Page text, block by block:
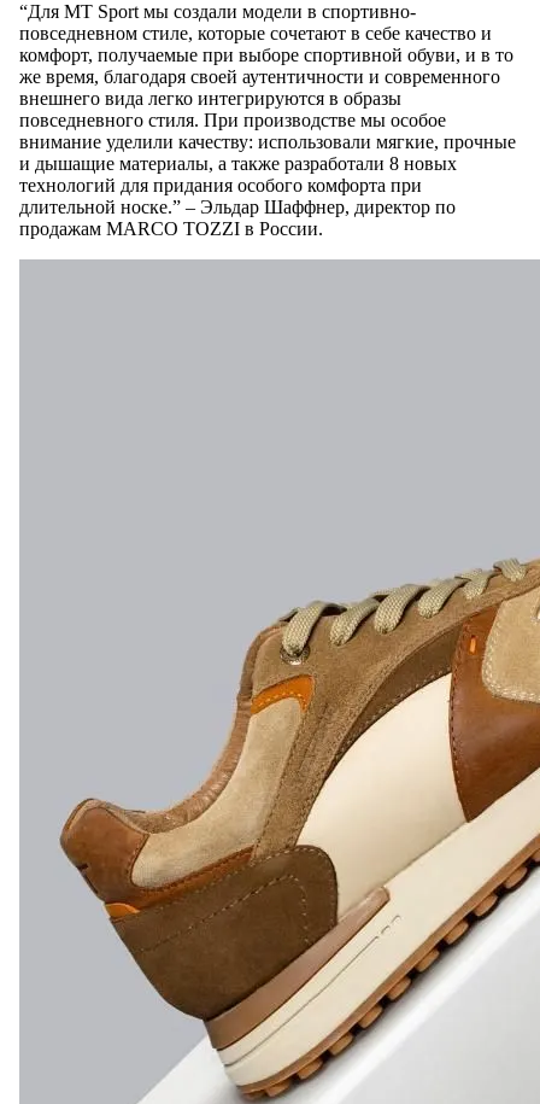
“Для MT Sport мы создали модели в спортивно-
повседневном стиле, которые сочетают в себе качество и
комфорт, получаемые при выборе спортивной обуви, и в то
же время, благодаря своей аутентичности и современного
внешнего вида легко интегрируются в образы
повседневного стиля. При производстве мы особое
внимание уделили качеству: использовали мягкие, прочные
и дышащие материалы, а также разработали 8 новых
технологий для придания особого комфорта при
длительной носке.” – Эльдар Шаффнер, директор по
продажам MARCO TOZZI в России.